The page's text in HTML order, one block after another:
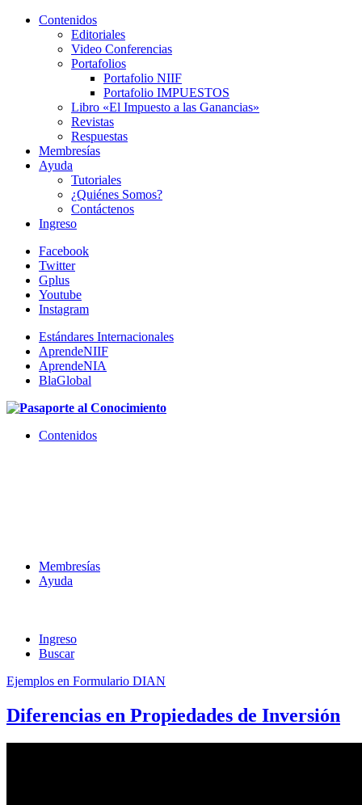
Contenidos
Editoriales
Video Conferencias
Portafolios
Portafolio NIIF
Portafolio IMPUESTOS
Libro «El Impuesto a las Ganancias»
Revistas
Respuestas
Membresías
Ayuda
Tutoriales
¿Quiénes Somos?
Contáctenos
Ingreso
Facebook
Twitter
Gplus
Youtube
Instagram
Estándares Internacionales
AprendeNIIF
AprendeNIA
BlaGlobal
Contenidos
Membresías
Ayuda
Ingreso
Buscar
Ejemplos en Formulario DIAN
Diferencias en Propiedades de Inversión